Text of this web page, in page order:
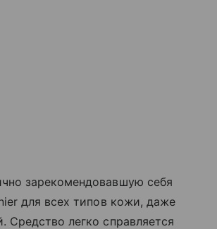
зарекомендовавшую себя
для всех типов кожи, даже
Средство легко справляется